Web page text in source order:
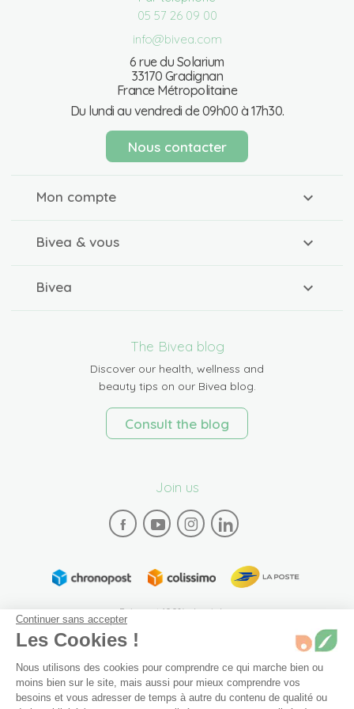
05 57 26 09 00
info@bivea.com
6 rue du Solarium
33170 Gradignan
France Métropolitaine
Du lundi au vendredi de 09h00 à 17h30.
Nous contacter
Mon compte
Bivea & vous
Bivea
The Bivea blog
Discover our health, wellness and
beauty tips on our Bivea blog.
Consult the blog
Join us
Paiement 100% sécurisé
Continuer sans accepter
Les Cookies !
Nous utilisons des cookies pour comprendre ce qui marche bien ou
moins bien sur le site, mais aussi pour mieux comprendre vos
besoins et vous adresser de temps à autre du contenu de qualité ou